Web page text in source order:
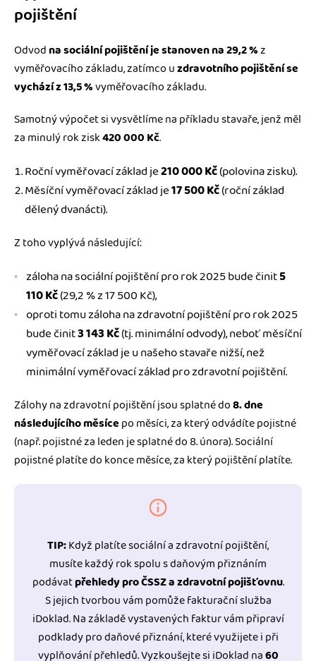
pojištění
Odvodna sociální pojištění je stanoven na 29,2 %z
vyměřovacího základu, zatímco uzdravotního pojištění se
vychází z13,5 %vyměřovacího základu.
Samotný výpočet si vysvětlíme na příkladu stavaře, jenž měl
za minulý rok zisk420 000 Kč.
Roční vyměřovací základ je210 000 Kč(polovina zisku).
Měsíční vyměřovací základ je17 500 Kč(roční základ
dělený dvanácti).
Z toho vyplývá následující:
záloha na sociální pojištění pro rok 2025 bude činit5
110 Kč(29,2 % z 17 500 Kč),
oproti tomu záloha na zdravotní pojištění pro rok 2025
bude činit3 143 Kč(tj. minimální odvody), neboť měsíční
vyměřovací základ je u našeho stavaře nižší, než
minimální vyměřovací základ pro zdravotní pojištění.
Zálohy na zdravotní pojištění jsou splatné do8. dne
následujícího měsícepo měsíci, za který odvádíte pojistné
(např. pojistné za leden je splatné do 8. února). Sociální
pojistné platíte do konce měsíce, za který pojištění platíte.
TIP:Když platíte sociální a zdravotní pojištění,
musíte každý rok spolu s daňovým přiznáním
podávatpřehledy pro ČSSZ a zdravotní pojišťovnu.
S jejich tvorbou vám pomůže fakturační služba
iDoklad. Na základě vystavených faktur vám připraví
podklady pro daňové přiznání, které využijete i při
vyplňování přehledů. Vyzkoušejte si iDoklad na60